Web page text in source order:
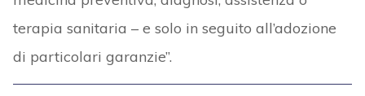
terapia sanitaria – e solo in seguito all’adozione
di particolari garanzie”.